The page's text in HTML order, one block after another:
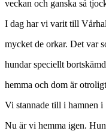
veckan och ganska så
I dag har vi varit till
mycket de orkar. Det var
hundar speciellt
hemma och dom är
Vi stannade till i hamnen i
Nu är vi hemma igen.